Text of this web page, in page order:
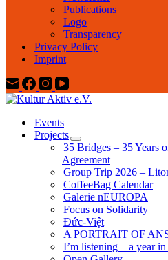
Publications
Logo
Transparency
Privacy Policy
Imprint
Events
Projects
35 Bridges – 35 Years
Agreement
Group Trip 2026 –
CoffeeBag Calendar
Galerie nEUROPA
Focus on Solidarity
Đức-Việt
A PORTRAIT OF
I’m listening – a year in